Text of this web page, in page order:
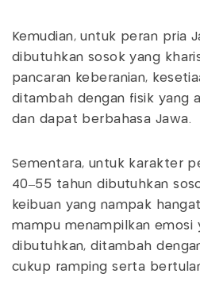
Kemudian, untuk peran pria
dibutuhkan sosok yang
pancaran keberanian,
ditambah dengan fisik yang
dan dapat berbahasa Jawa.
Sementara, untuk karakter
40–55 tahun dibutuhkan
keibuan yang nampak
mampu menampilkan emosi
dibutuhkan, ditambah
cukup ramping serta